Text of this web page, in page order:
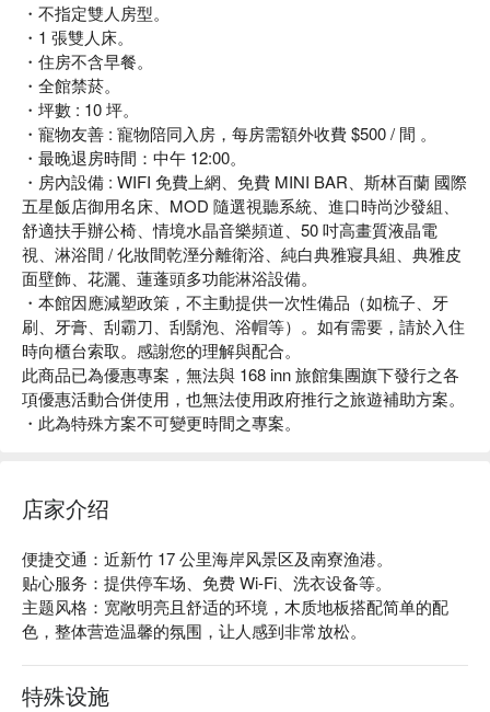
・不指定雙人房型。
・1 張雙人床。
・住房不含早餐。
・全館禁菸。
・坪數 : 10 坪。
・寵物友善 : 寵物陪同入房，每房需額外收費 $500 / 間 。
・最晚退房時間：中午 12:00。
・房內設備 : WIFI 免費上網、免費 MINI BAR、斯林百蘭 國際
五星飯店御用名床、MOD 隨選視聽系統、進口時尚沙發組、
舒適扶手辦公椅、情境水晶音樂頻道、50 吋高畫質液晶電
視、淋浴間 / 化妝間乾溼分離衛浴、純白典雅寢具組、典雅皮
面壁飾、花灑、蓮蓬頭多功能淋浴設備。
・本館因應減塑政策，不主動提供一次性備品（如梳子、牙
刷、牙膏、刮霸刀、刮鬍泡、浴帽等）。如有需要，請於入住
時向櫃台索取。感謝您的理解與配合。
此商品已為優惠專案，無法與 168 inn 旅館集團旗下發行之各
項優惠活動合併使用，也無法使用政府推行之旅遊補助方案。
・此為特殊方案不可變更時間之專案。
店家介绍
便捷交通：近新竹 17 公里海岸风景区及南寮渔港。
贴心服务：提供停车场、免费 Wi-Fi、洗衣设备等。
主题风格：宽敞明亮且舒适的环境，木质地板搭配简单的配
色，整体营造温馨的氛围，让人感到非常放松。
特殊设施